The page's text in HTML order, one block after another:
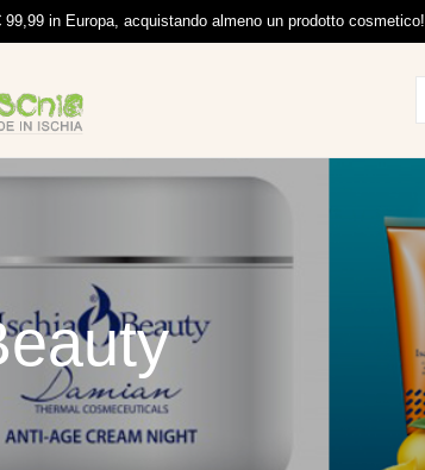
in Europa, acquistando almeno un prodotto cosmetico!